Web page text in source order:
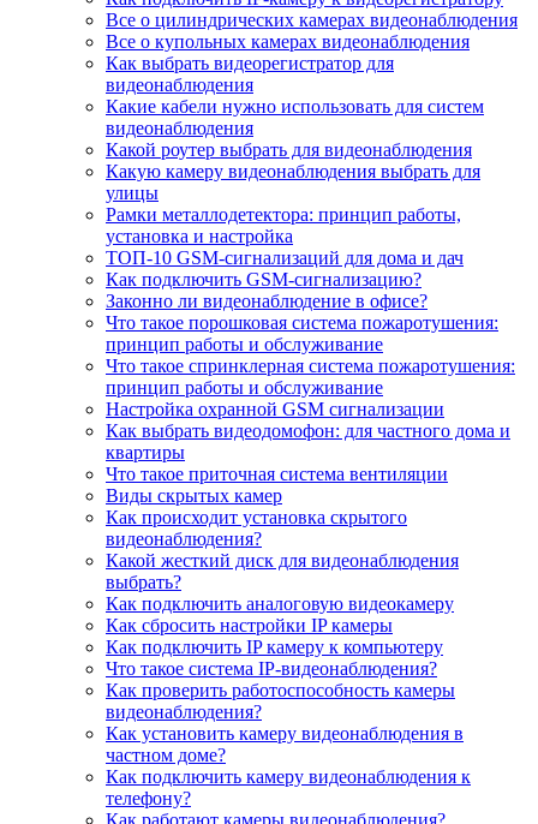
Все о цилиндрических камерах видеонаблюдения
Все о купольных камерах видеонаблюдения
Как выбрать видеорегистратор для
видеонаблюдения
Какие кабели нужно использовать для систем
видеонаблюдения
Какой роутер выбрать для видеонаблюдения
Какую камеру видеонаблюдения выбрать для
улицы
Рамки металлодетектора: принцип работы,
установка и настройка
ТОП-10 GSM-сигнализаций для дома и дач
Как подключить GSM-сигнализацию?
Законно ли видеонаблюдение в офисе?
Что такое порошковая система пожаротушения:
принцип работы и обслуживание
Что такое спринклерная система пожаротушения:
принцип работы и обслуживание
Настройка охранной GSM сигнализации
Как выбрать видеодомофон: для частного дома и
квартиры
Что такое приточная система вентиляции
Виды скрытых камер
Как происходит установка скрытого
видеонаблюдения?
Какой жесткий диск для видеонаблюдения
выбрать?
Как подключить аналоговую видеокамеру
Как сбросить настройки IP камеры
Как подключить IP камеру к компьютеру
Что такое система IP-видеонаблюдения?
Как проверить работоспособность камеры
видеонаблюдения?
Как установить камеру видеонаблюдения в
частном доме?
Как подключить камеру видеонаблюдения к
телефону?
Как работают камеры видеонаблюдения?